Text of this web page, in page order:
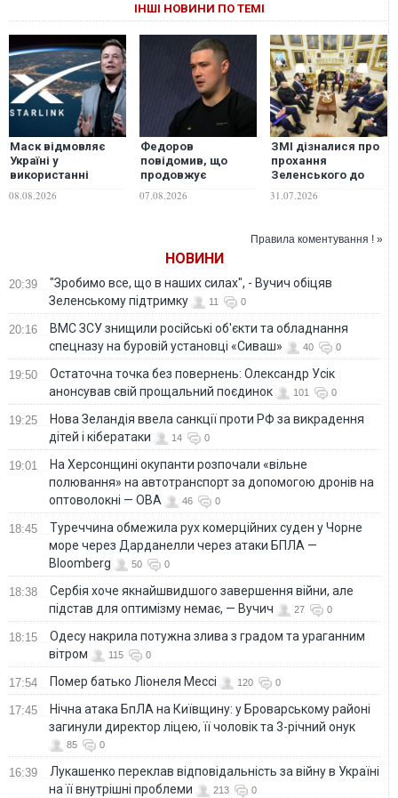
ІНШІ НОВИНИ ПО ТЕМІ
Маск відмовляє
Україні у
використанні
по території РФ
08.08.2026
Федоров
повідомив, що
продовжує
Маском щодо
07.08.2026
ЗМІ дізналися про
прохання
Зеленського до
Starlink на території
31.07.2026
Правила коментування ! »
НОВИНИ
20:39
"Зробимо все, що в наших силах", - Вучич обіцяв
Зеленському підтримку
11 0
20:16
ВМС ЗСУ знищили російські об'єкти та обладнання
спецназу на буровій установці «Сиваш»
40 0
19:50
Остаточна точка без повернень: Олександр Усік
анонсував свій прощальний поєдинок
101 0
19:25
Нова Зеландія ввела санкції проти РФ за викрадення
дітей і кібератаки
14 0
19:01
На Херсонщині окупанти розпочали «вільне
полювання» на автотранспорт за допомогою дронів на
оптоволокні — ОВА
46 0
18:45
Туреччина обмежила рух комерційних суден у Чорне
море через Дарданелли через атаки БПЛА —
Bloomberg
50 0
18:38
Сербія хоче якнайшвидшого завершення війни, але
підстав для оптимізму немає, — Вучич
27 0
18:15
Одесу накрила потужна злива з градом та ураганним
вітром
115 0
17:54 Помер батько Ліонеля Мессі 120 0
17:45
Нічна атака БпЛА на Київщину: у Броварському районі
загинули директор ліцею, її чоловік та 3-річний онук
85 0
16:39
Лукашенко переклав відповідальність за війну в Україні
на її внутрішні проблеми
213 0